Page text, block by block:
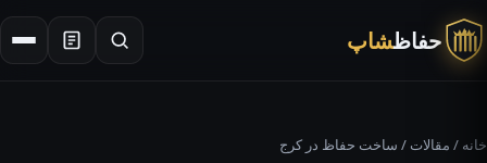
حفاظشاپ
خانه / مقالات / ساخت حفاظ در کرج